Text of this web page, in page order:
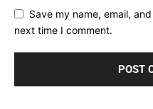
Save my name, email,
next time I comment.